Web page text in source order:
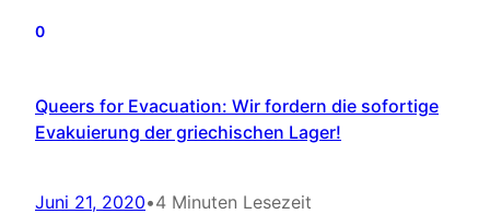
0
Queers for Evacuation: Wir fordern die sofortige
Evakuierung der griechischen Lager!
Juni 21, 2020•4 Minuten Lesezeit